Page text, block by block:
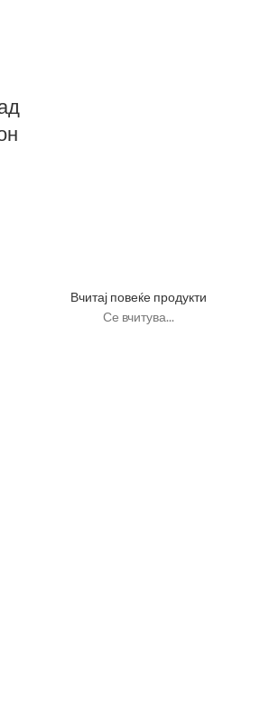
Вчитај повеќе продукти
Се вчитува...